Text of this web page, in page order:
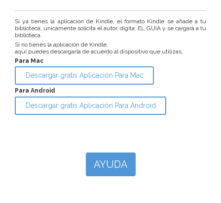
Si ya tienes la aplicación de Kindle, el formato Kindle se añade a tu
biblioteca, unicamente solicita el autor, digita: EL GUIA y se cargará a tu
biblioteca.
Si no tienes la aplicación de Kindle,
aquí puedes descargarla de acuerdo al dispositivo que utilizas.
Para Mac
Descargar gratis Aplicación Para Mac
Para Android
Descargar gratis Aplicación Para Android
AYUDA